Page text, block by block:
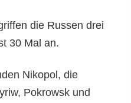
die Russen drei
30 Mal an.
Nikopol, die
Pokrowsk und